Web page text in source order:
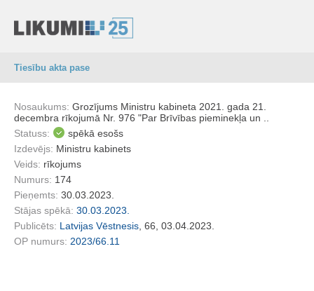
Tiesību akta pase
Nosaukums: Grozījums Ministru kabineta 2021. gada 21.
decembra rīkojumā Nr. 976 "Par Brīvības pieminekļa un ..
Statuss:
spēkā esošs
Izdevējs: Ministru kabinets
Veids: rīkojums
Numurs: 174
Pieņemts: 30.03.2023.
Stājas spēkā: 30.03.2023.
Publicēts: Latvijas Vēstnesis , 66, 03.04.2023.
OP numurs: 2023/66.11